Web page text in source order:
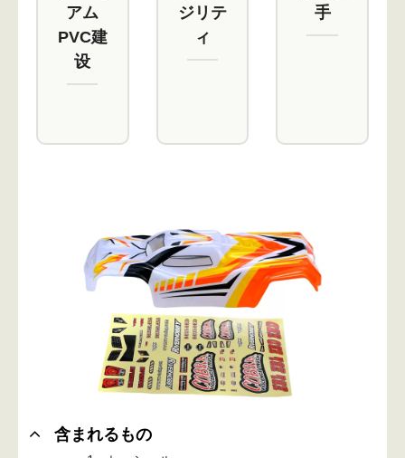
アム
PVC建
设
ジリテ
ィ
手
含まれるもの